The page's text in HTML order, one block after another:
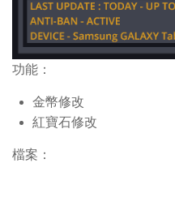
功能：
金幣修改
紅寶石修改
檔案：